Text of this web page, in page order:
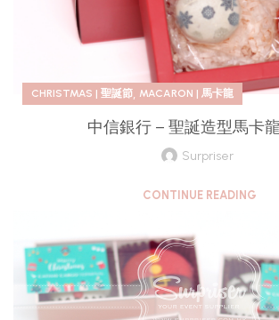
CHRISTMAS | 聖誕節, MACARON | 馬卡龍
中信銀行 – 聖誕造型馬卡
Surpriser
CONTINUE READING